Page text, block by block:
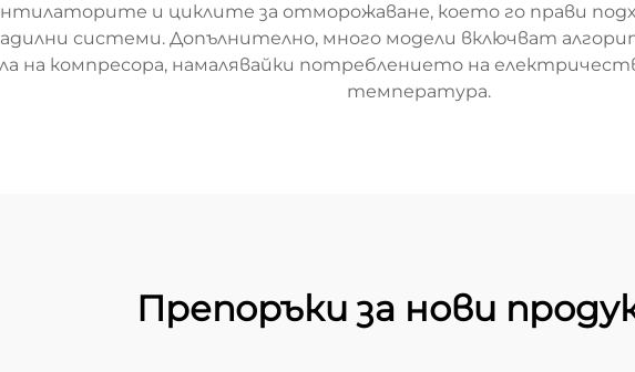
и циклите за отморожаване, което го прави
системи. Допълнително, много модели включват
на компресора, намалявайки потреблението на
температура.
Препоръки за нови